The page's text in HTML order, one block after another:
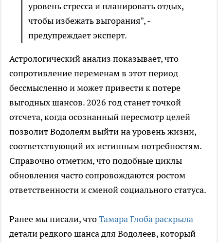
уровень стресса и планировать отдых,
чтобы избежать выгорания", -
предупреждает эксперт.
Астрологический анализ показывает, что
сопротивление переменам в этот период
бессмысленно и может привести к потере
выгодных шансов. 2026 год станет точкой
отсчета, когда осознанный пересмотр целей
позволит Водолеям выйти на уровень жизни,
соответствующий их истинным потребностям.
Справочно отметим, что подобные циклы
обновления часто сопровождаются ростом
ответственности и сменой социального статуса.
Ранее мы писали, чтоТамара Глоба раскрыла
детали редкого шанса для Водолеев, который